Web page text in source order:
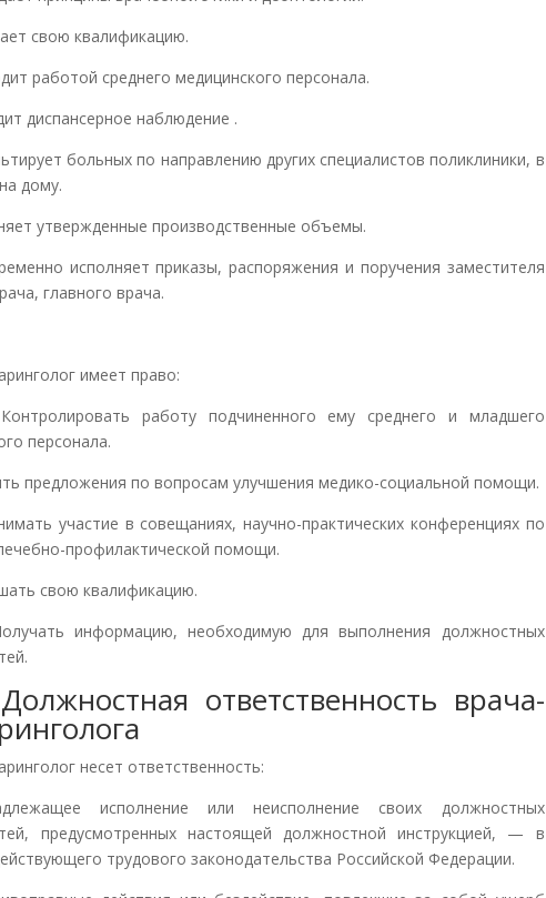
свою квалификацию.
работой среднего медицинского персонала.
диспансерное наблюдение .
больных по направлению других специалистов поликлиники, в
дому.
утвержденные производственные объемы.
исполняет приказы, распоряжения и поручения заместителя
главного врача.
имеет право:
работу подчиненного ему среднего и младшего
персонала.
предложения по вопросам улучшения медико-социальной помощи.
участие в совещаниях, научно-практических конференциях по
профилактической помощи.
свою квалификацию.
информацию, необходимую для выполнения должностных
ответственность врача-
несет ответственность:
исполнение или неисполнение своих должностных
предусмотренных настоящей должностной инструкцией, — в
трудового законодательства Российской Федерации.